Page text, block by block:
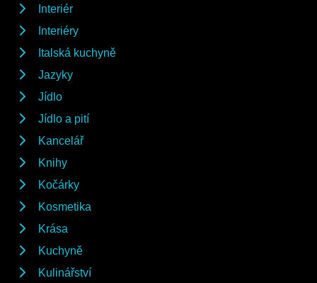
Interiér
Interiéry
Italská kuchyně
Jazyky
Jídlo
Jídlo a pití
Kancelář
Knihy
Kočárky
Kosmetika
Krása
Kuchyně
Kulinářství